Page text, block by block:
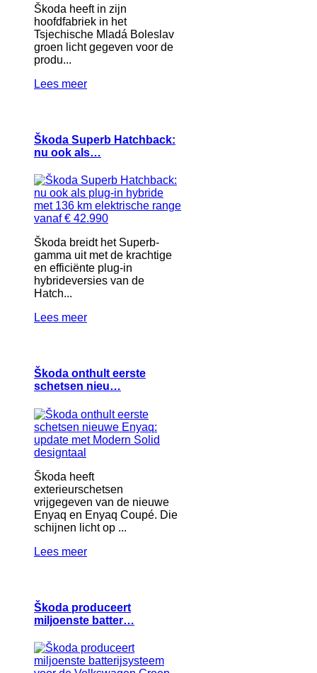
Škoda heeft in zijn
hoofdfabriek in het
Tsjechische Mladá Boleslav
groen licht gegeven voor de
produ...
Lees meer
Škoda Superb Hatchback:
nu ook als…
Škoda breidt het Superb-
gamma uit met de krachtige
en efficiënte plug-in
hybrideversies van de
Hatch...
Lees meer
Škoda onthult eerste
schetsen nieu…
Škoda heeft
exterieurschetsen
vrijgegeven van de nieuwe
Enyaq en Enyaq Coupé. Die
schijnen licht op ...
Lees meer
Škoda produceert
miljoenste batter…